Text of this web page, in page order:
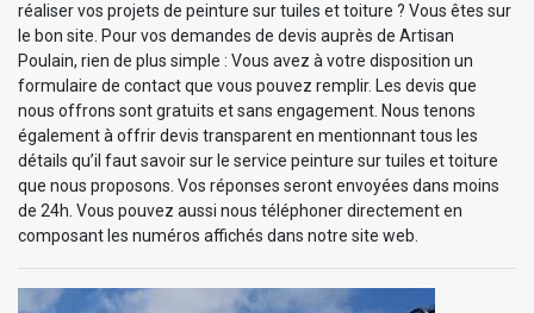
réaliser vos projets de peinture sur tuiles et toiture ? Vous êtes sur
le bon site. Pour vos demandes de devis auprès de Artisan
Poulain, rien de plus simple : Vous avez à votre disposition un
formulaire de contact que vous pouvez remplir. Les devis que
nous offrons sont gratuits et sans engagement. Nous tenons
également à offrir devis transparent en mentionnant tous les
détails qu’il faut savoir sur le service peinture sur tuiles et toiture
que nous proposons. Vos réponses seront envoyées dans moins
de 24h. Vous pouvez aussi nous téléphoner directement en
composant les numéros affichés dans notre site web.